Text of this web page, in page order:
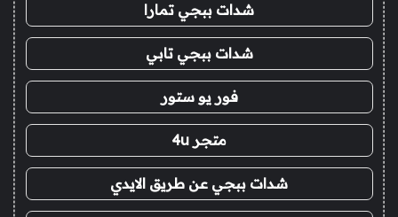
شدات ببجي تمارا
شدات ببجي تابي
فور يو ستور
متجر 4u
شدات ببجي عن طريق الايدي